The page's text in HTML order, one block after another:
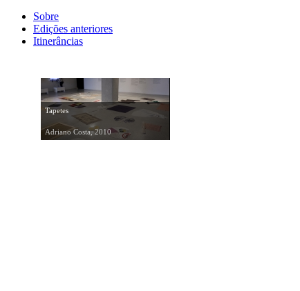
Sobre
Edições anteriores
Itinerâncias
Tapetes
Adriano Costa, 2010